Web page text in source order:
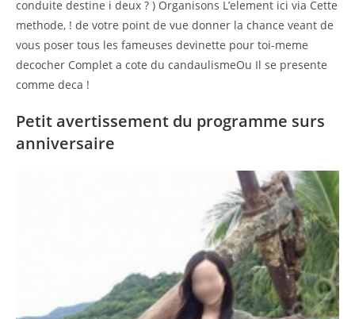
conduite destine i deux ? ) Organisons L’element ici via Cette
methode, ! de votre point de vue donner la chance veant de
vous poser tous les fameuses devinette pour toi-meme
decocher Complet a cote du candaulismeOu Il se presente
comme deca !
Petit avertissement du programme surs
anniversaire